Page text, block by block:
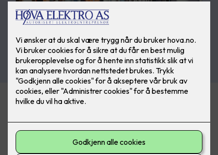
Det nye sortimentet er tilgjengelig i Nexans’ nye
Over 100 år med norsk